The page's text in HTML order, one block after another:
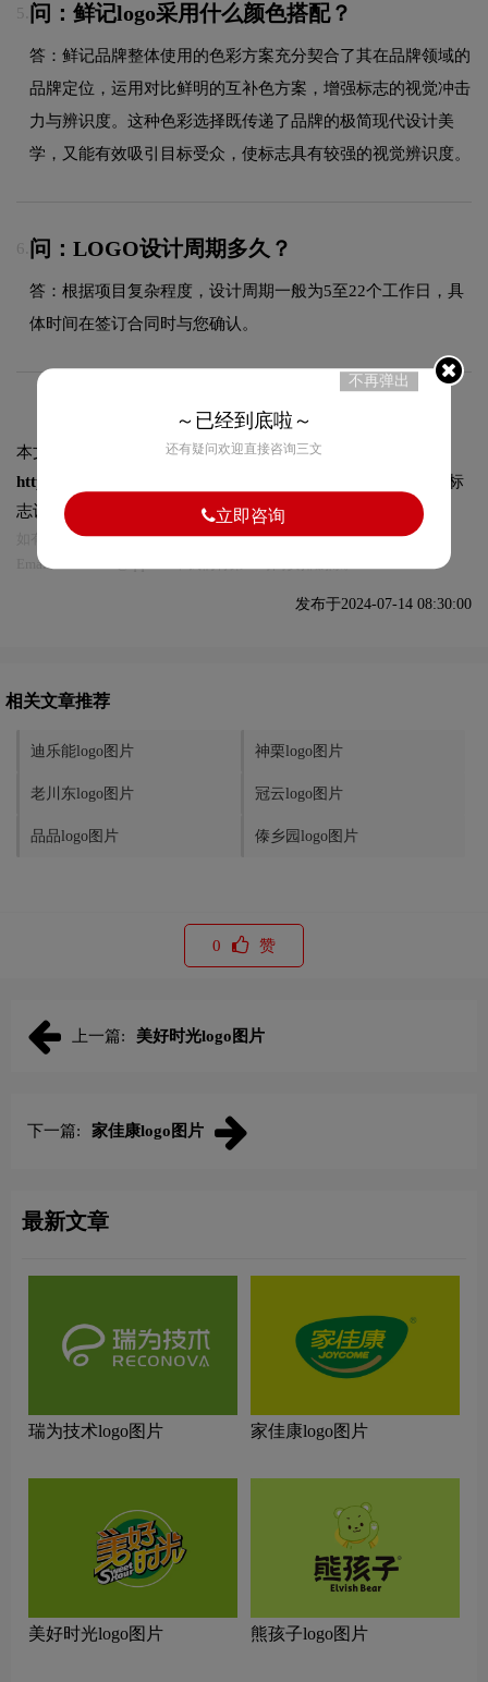
5. 问：鲜记logo采用什么颜色搭配？
答：鲜记品牌整体使用的色彩方案充分契合了其在品牌领域的
品牌定位，运用对比鲜明的互补色方案，增强标志的视觉冲击
力与辨识度。这种色彩选择既传递了品牌的极简现代设计美
学，又能有效吸引目标受众，使标志具有较强的视觉辨识度。
6. 问：LOGO设计周期多久？
答：根据项目复杂程度，设计周期一般为5至22个工作日，具
体时间在签订合同时与您确认。
本文标题和链接
鲜记logo图片:
https://logo9.net/works/12769.html
转载时请注明出处为诗宸标
志设计及本链接!
如有内容侵犯您的合法权益，请及时与我们联系
Email:75696531@qq.com，我们将第一时间安排删除。
发布于2024-07-14 08:30:00
相关文章推荐
迪乐能logo图片 神栗logo图片
老川东logo图片 冠云logo图片
品品logo图片 傣乡园logo图片
0 赞
上一篇: 美好时光logo图片
下一篇: 家佳康logo图片
最新文章
瑞为技术logo图片 家佳康logo图片
美好时光logo图片 熊孩子logo图片
不再弹出
～已经到底啦～
还有疑问欢迎直接咨询三文
立即咨询